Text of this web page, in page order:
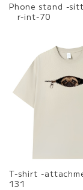
Phone stand -
r-int-70
T-shirt -
131